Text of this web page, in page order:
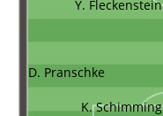
Y. Fleckenstein
D. Pranschke
K. Schimming